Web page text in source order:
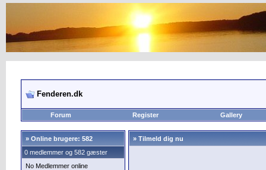
Fenderen.dk
Forum Register Gallery
» Online brugere: 582
0 medlemmer og 582 gæster
No Medlemmer online
» Tilmeld dig nu